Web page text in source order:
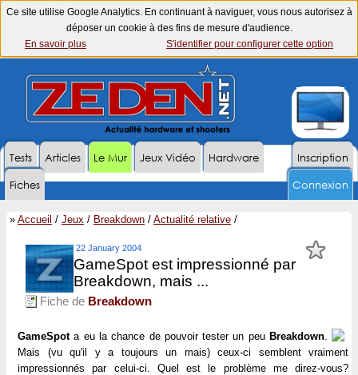
Ce site utilise Google Analytics. En continuant à naviguer, vous nous autorisez à
déposer un cookie à des fins de mesure d'audience.
En savoir plus
S'identifier pour configurer cette option
Inscription
Tests Articles Le Mur Jeux Vidéo
Hardware
Fiches
Connexion
» Accueil / Jeux / Breakdown / Actualité relative /
22 January 2004
GameSpot est impressionné par
Breakdown, mais ...
Fiche de Breakdown
GameSpota eu la chance de pouvoir tester un peu Breakdown.
Mais (vu qu'il y a toujours un mais) ceux-ci semblent vraiment
impressionnés par celui-ci. Quel est le problème me direz-vous?